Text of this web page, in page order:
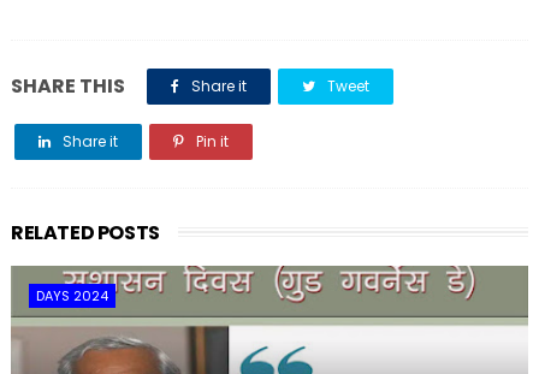
SHARE THIS Share it Tweet
Share it Pin it
RELATED POSTS
DAYS 2024